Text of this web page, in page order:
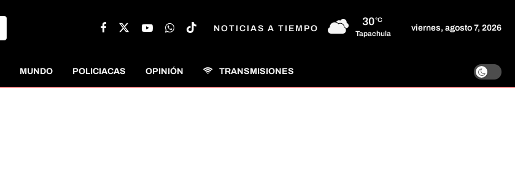
NOTICIAS A TIEMPO
30°C
Tapachula
viernes, agosto 7, 2026
MUNDO POLICIACAS OPINIÓN TRANSMISIONES